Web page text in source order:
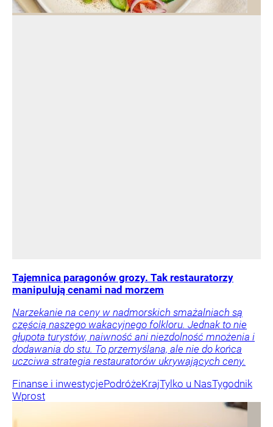
Tajemnica paragonów grozy. Tak restauratorzy
manipulują cenami nad morzem
Narzekanie na ceny w nadmorskich smażalniach są
częścią naszego wakacyjnego folkloru. Jednak to nie
głupota turystów, naiwność ani niezdolność mnożenia i
dodawania do stu. To przemyślana, ale nie do końca
uczciwa strategia restauratorów ukrywających ceny.
Finanse i inwestycjePodróżeKrajTylko u NasTygodnik
Wprost